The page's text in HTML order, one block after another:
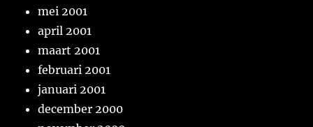
mei 2001
april 2001
maart 2001
februari 2001
januari 2001
december 2000